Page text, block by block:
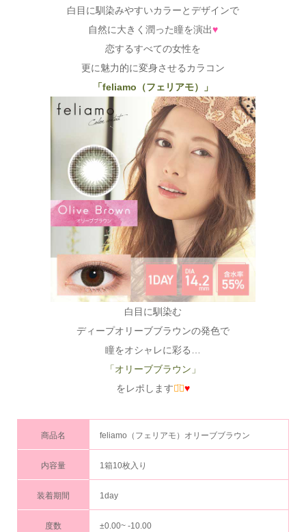
白目に馴染みやすいカラーとデザインで
自然に大きく潤った瞳を演出♥
恋するすべての女性を
更に魅力的に変身させるカラコン
「feliamo（フェリアモ）」
白目に馴染む
ディープオリーブブラウンの発色で
瞳をオシャレに彩る…
「オリーブブラウン」
をレポします◡̈⃝♥
商品名 feliamo（フェリアモ）オリーブブラウン
内容量 1箱10枚入り
装着期間 1day
度数 ±0.00~ -10.00